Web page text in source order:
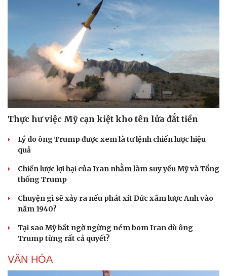
Thực hư việc Mỹ cạn kiệt kho tên lửa đắt tiền
Lý do ông Trump được xem là tư lệnh chiến lược hiệu
quả
Chiến lược lợi hại của Iran nhằm làm suy yếu Mỹ và Tổng
thống Trump
Chuyện gì sẽ xảy ra nếu phát xít Đức xâm lược Anh vào
năm 1940?
Tại sao Mỹ bất ngờ ngừng ném bom Iran dù ông
Trump từng rất cả quyết?
VĂN HÓA